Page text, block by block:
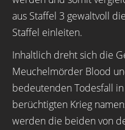
aus Staffel 3 gewaltvoll
Staffel einleiten.
Inhaltlich dreht sich die
Meuchelmörder Blood
bedeutenden Todesfall
berüchtigten Krieg
werden die beiden von